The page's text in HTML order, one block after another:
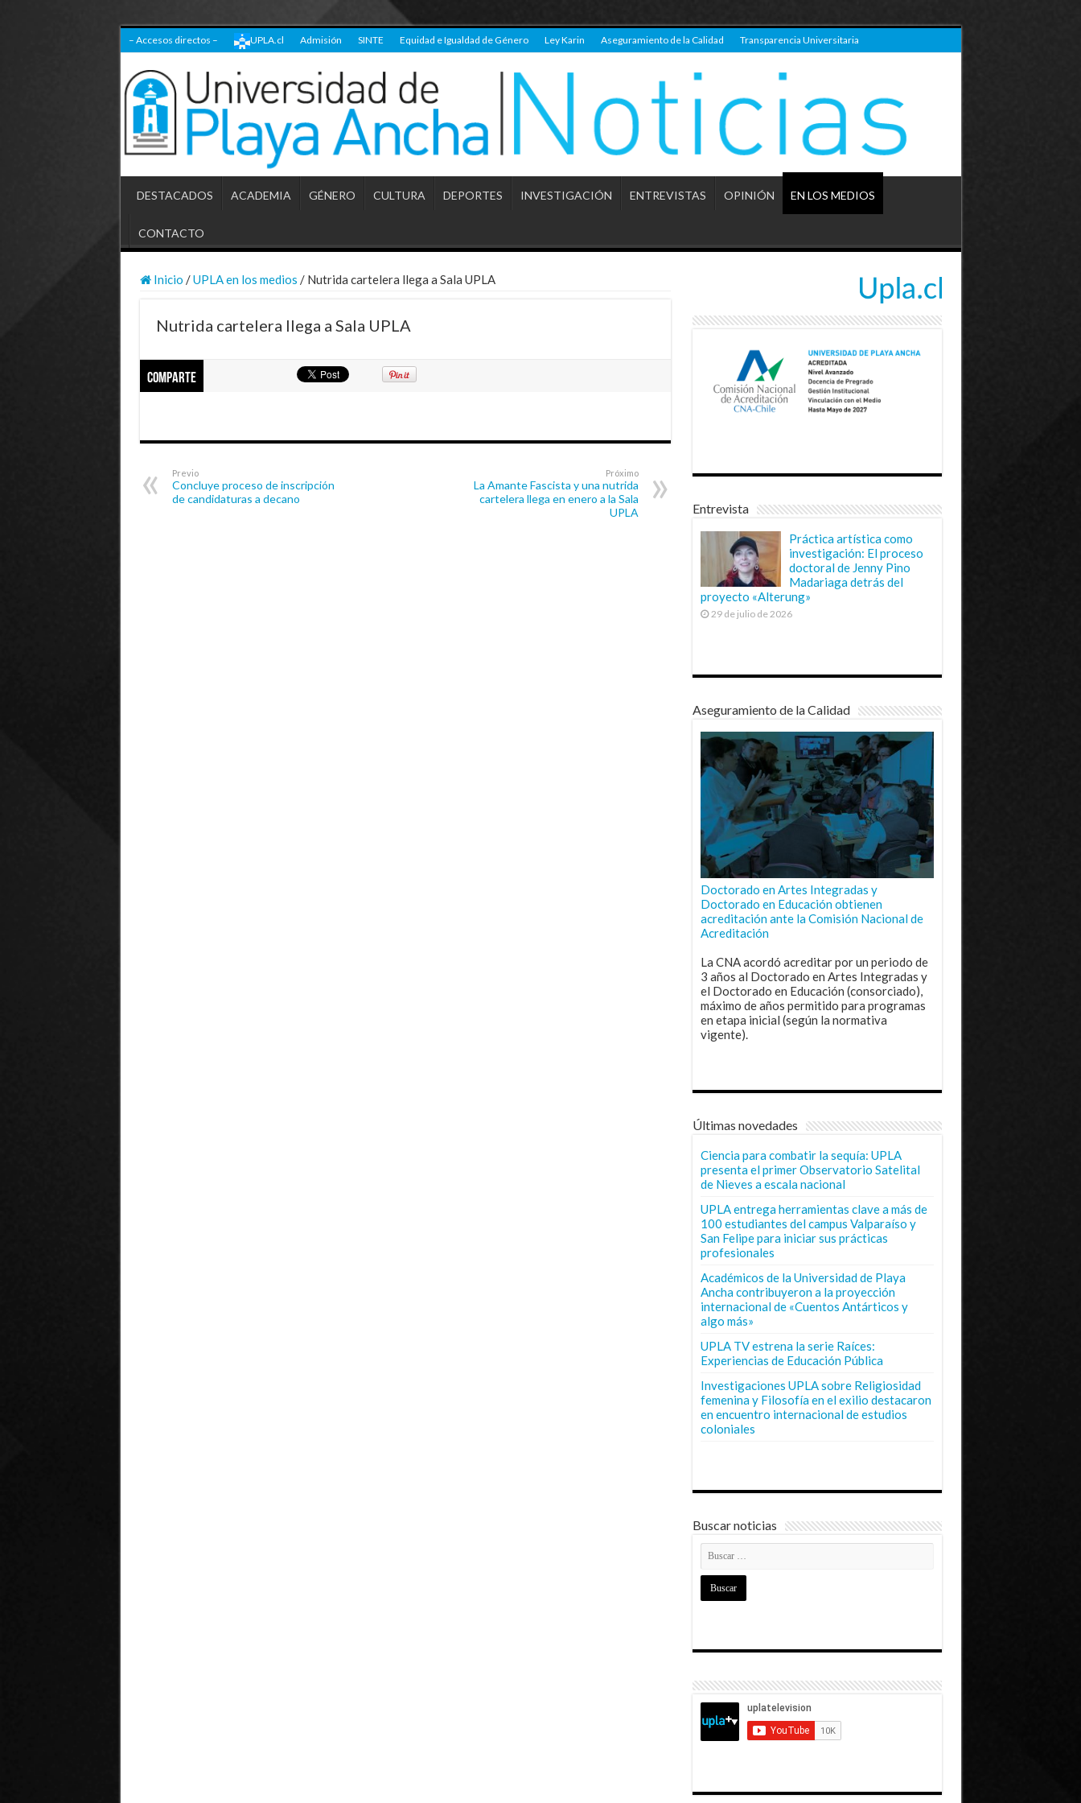
– Accesos directos – UPLA.cl Admisión SINTE Equidad e Igualdad de Género Ley Karin Aseguramiento de la Calidad Transparencia Universitaria
DESTACADOS ACADEMIA GÉNERO CULTURA DEPORTES INVESTIGACIÓN ENTREVISTAS OPINIÓN EN LOS MEDIOS
CONTACTO
Inicio /UPLA en los medios / Nutrida cartelera llega a Sala UPLA
Nutrida cartelera llega a Sala UPLA
Comparte
Previo
Concluye proceso de inscripción
de candidaturas a decano
Próximo
La Amante Fascista y una nutrida
cartelera llega en enero a la Sala
UPLA
Entrevista
Práctica artística como
investigación: El proceso
doctoral de Jenny Pino
Madariaga detrás del
proyecto «Alterung»
29 de julio de 2026
Aseguramiento de la Calidad
Doctorado en Artes Integradas y
Doctorado en Educación obtienen
acreditación ante la Comisión Nacional de
Acreditación
La CNA acordó acreditar por un periodo de
3 años al Doctorado en Artes Integradas y
el Doctorado en Educación (consorciado),
máximo de años permitido para programas
en etapa inicial (según la normativa
vigente).
Últimas novedades
Ciencia para combatir la sequía: UPLA
presenta el primer Observatorio Satelital
de Nieves a escala nacional
UPLA entrega herramientas clave a más de
100 estudiantes del campus Valparaíso y
San Felipe para iniciar sus prácticas
profesionales
Académicos de la Universidad de Playa
Ancha contribuyeron a la proyección
internacional de «Cuentos Antárticos y
algo más»
UPLA TV estrena la serie Raíces:
Experiencias de Educación Pública
Investigaciones UPLA sobre Religiosidad
femenina y Filosofía en el exilio destacaron
en encuentro internacional de estudios
coloniales
Buscar noticias